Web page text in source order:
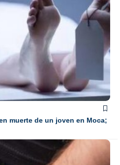
muerte de un joven en Moca;